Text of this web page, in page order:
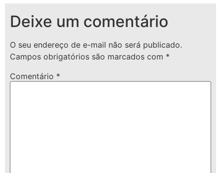
Deixe um comentário
O seu endereço de e-mail não será publicado.
Campos obrigatórios são marcados com *
Comentário *